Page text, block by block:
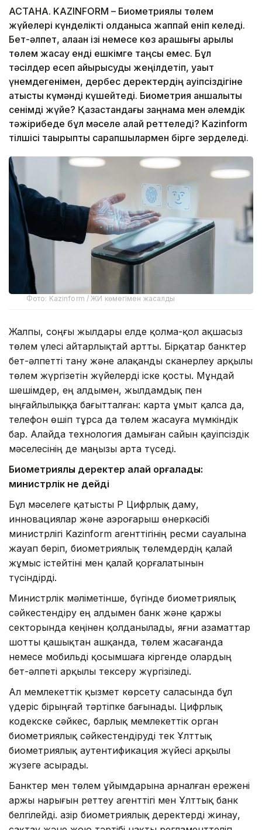
АСТАНА. KAZINFORM – Биометриялық төлем
жүйелері күнделікті қолданысқа жаппай еніп келеді.
Бет-әлпет, алақан ізі немесе көз қарашығы арқылы
төлем жасау енді ешкімге таңсық емес. Бұл
тәсілдер есеп айырысуды жеңілдетіп, уақыт
үнемдегенімен, дербес деректердің қауіпсіздігіне
қатысты күмәнді күшейтеді. Биометрия қаншалықты
сенімді жүйе? Қазақстандағы заңнама мен әлемдік
тәжірибеде бұл мәселе қалай реттеледі? Kazinform
тілшісі тақырыпты сарапшылармен бірге зерделеді.
Фото: Kazinform / ЖИ көмегімен жасалды
Жалпы, соңғы жылдары елде қолма-қол ақшасыз
төлем үлесі айтарлықтай артты. Бірқатар банктер
бет-әлпетті тану және алақанды сканерлеу арқылы
төлем жүргізетін жүйелерді іске қосты. Мұндай
шешімдер, ең алдымен, жылдамдық пен
ыңғайлылыққа бағытталған: карта ұмыт қалса да,
телефон өшіп тұрса да төлем жасауға мүмкіндік
бар. Алайда технология дамыған сайын қауіпсіздік
мәселесінің де маңызы арта түседі.
Биометриялық деректер қалай қорғалады:
министрлік не дейді
Бұл мәселеге қатысты ҚР Цифрлық даму,
инновациялар және аэроғарыш өнеркәсібі
министрлігі Kazinform агенттігінің ресми сауалына
жауап беріп, биометриялық төлемдердің қалай
жұмыс істейтіні мен қалай қорғалатынын
түсіндірді.
Министрлік мәліметінше, бүгінде биометриялық
сәйкестендіру ең алдымен банк және қаржы
секторында кеңінен қолданылады, яғни азаматтар
шотты қашықтан ашқанда, төлем жасағанда
немесе мобильді қосымшаға кіргенде олардың
бет-әлпеті арқылы тексеру жүргізіледі.
Ал мемлекеттік қызмет көрсету саласында бұл
үдеріс бірыңғай тәртіпке бағынады. Цифрлық
кодекске сәйкес, барлық мемлекеттік орган
биометриялық сәйкестендіруді тек Ұлттық
биометриялық аутентификация жүйесі арқылы
жүзеге асырады.
Банктер мен төлем ұйымдарына арналған ережені
Қаржы нарығын реттеу агенттігі мен Ұлттық банк
белгілейді. Қазір биометриялық деректерді жинау,